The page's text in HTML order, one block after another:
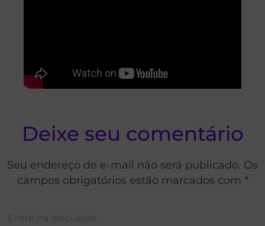
Deixe seu comentário
Seu endereço de e-mail não será publicado. Os
campos obrigatórios estão marcados com *